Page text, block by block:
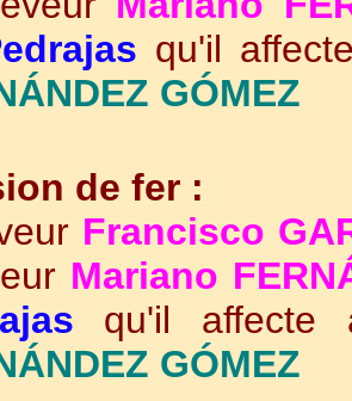
qu'il
GÓMEZ
de fer :
Francisco
Mariano
qu'il affecte
GÓMEZ